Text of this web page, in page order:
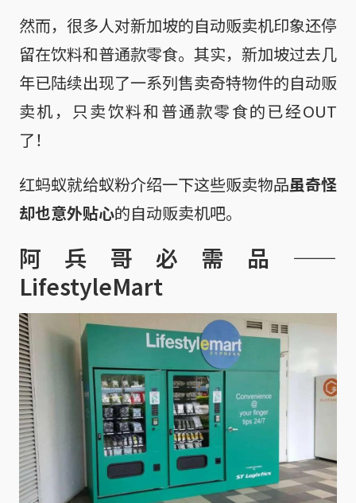
然而，很多人对新加坡的自动贩卖机印象还停
留在饮料和普通款零食。其实，新加坡过去几
年已陆续出现了一系列售卖奇特物件的自动贩
卖机，只卖饮料和普通款零食的已经OUT
了！
红蚂蚁就给蚁粉介绍一下这些贩卖物品虽奇怪
却也意外贴心的自动贩卖机吧。
阿兵哥必需品——
LifestyleMart